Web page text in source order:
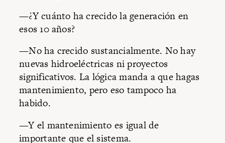
—¿Y cuánto ha crecido la generación en
esos 10 años?
—No ha crecido sustancialmente. No hay
nuevas hidroeléctricas ni proyectos
significativos. La lógica manda a que hagas
mantenimiento, pero eso tampoco ha
habido.
—Y el mantenimiento es igual de
importante que el sistema.